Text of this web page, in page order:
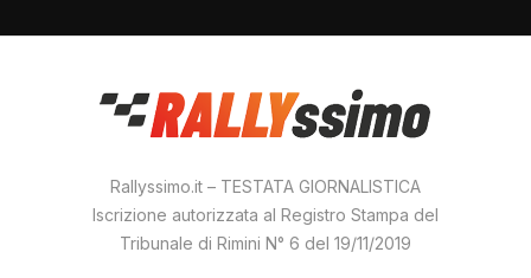
Rallyssimo.it – TESTATA GIORNALISTICA
Iscrizione autorizzata al Registro Stampa del
Tribunale di Rimini N° 6 del 19/11/2019